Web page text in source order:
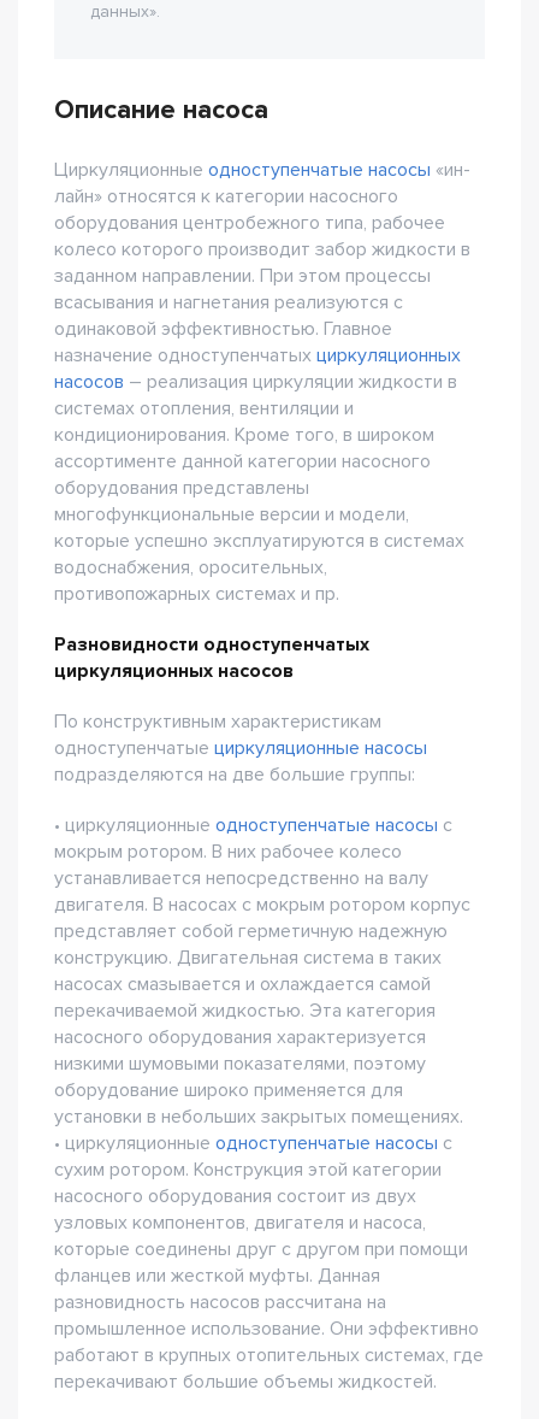
данных».
Описание насоса
Циркуляционные одноступенчатые насосы «ин-
лайн» относятся к категории насосного
оборудования центробежного типа, рабочее
колесо которого производит забор жидкости в
заданном направлении. При этом процессы
всасывания и нагнетания реализуются с
одинаковой эффективностью. Главное
назначение одноступенчатых циркуляционных
насосов – реализация циркуляции жидкости в
системах отопления, вентиляции и
кондиционирования. Кроме того, в широком
ассортименте данной категории насосного
оборудования представлены
многофункциональные версии и модели,
которые успешно эксплуатируются в системах
водоснабжения, оросительных,
противопожарных системах и пр.
Разновидности одноступенчатых
циркуляционных насосов
По конструктивным характеристикам
одноступенчатые циркуляционные насосы
подразделяются на две большие группы:
• циркуляционные одноступенчатые насосы с
мокрым ротором. В них рабочее колесо
устанавливается непосредственно на валу
двигателя. В насосах с мокрым ротором корпус
представляет собой герметичную надежную
конструкцию. Двигательная система в таких
насосах смазывается и охлаждается самой
перекачиваемой жидкостью. Эта категория
насосного оборудования характеризуется
низкими шумовыми показателями, поэтому
оборудование широко применяется для
установки в небольших закрытых помещениях.
• циркуляционные одноступенчатые насосы с
сухим ротором. Конструкция этой категории
насосного оборудования состоит из двух
узловых компонентов, двигателя и насоса,
которые соединены друг с другом при помощи
фланцев или жесткой муфты. Данная
разновидность насосов рассчитана на
промышленное использование. Они эффективно
работают в крупных отопительных системах, где
перекачивают большие объемы жидкостей.